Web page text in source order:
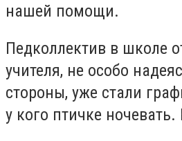
нашей помощи.
Педколлектив в школе
учителя, не особо
стороны, уже стали
у кого птичке